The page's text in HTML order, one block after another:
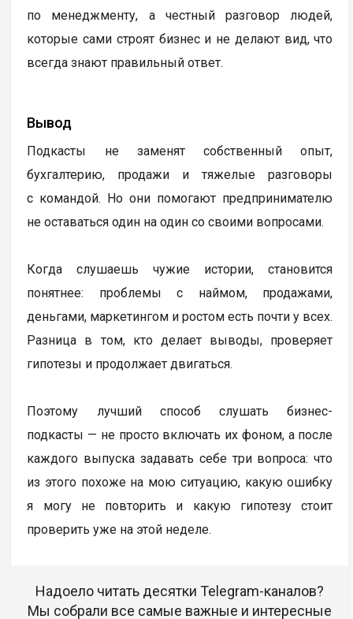
по менеджменту, а честный разговор людей,
которые сами строят бизнес и не делают вид, что
всегда знают правильный ответ.
Вывод
Подкасты не заменят собственный опыт,
бухгалтерию, продажи и тяжелые разговоры
с командой. Но они помогают предпринимателю
не оставаться один на один со своими вопросами.
Когда слушаешь чужие истории, становится
понятнее: проблемы с наймом, продажами,
деньгами, маркетингом и ростом есть почти у всех.
Разница в том, кто делает выводы, проверяет
гипотезы и продолжает двигаться.
Поэтому лучший способ слушать бизнес-
подкасты — не просто включать их фоном, а после
каждого выпуска задавать себе три вопроса: что
из этого похоже на мою ситуацию, какую ошибку
я могу не повторить и какую гипотезу стоит
проверить уже на этой неделе.
Надоело читать десятки Telegram-каналов?
Мы собрали все самые важные и интересные